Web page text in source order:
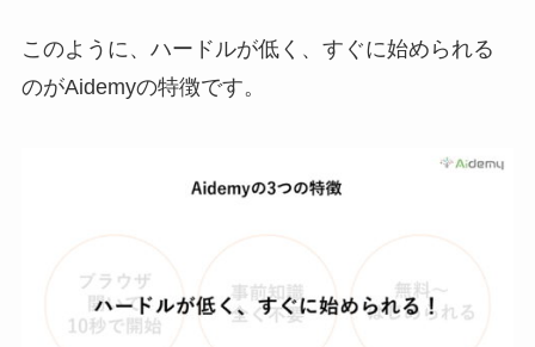
このように、ハードルが低く、すぐに始められる
のがAidemyの特徴です。